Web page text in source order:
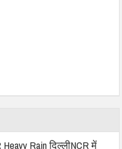
Rain दिल्लीNCR में